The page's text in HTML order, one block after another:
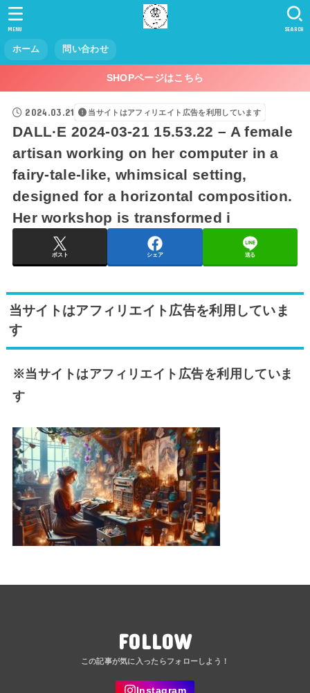
ホーム 問い合わせ
SEARCH
MENU
SHOPページはこちら
2024.03.21 当サイトはアフィリエイト広告を利用しています
DALL·E 2024-03-21 15.53.22 – A female
artisan working on her computer in a
fairy-tale-like, whimsical setting,
designed for a horizontal composition.
Her workshop is transformed i
ポスト シェア 送る
当サイトはアフィリエイト広告を利用していま
す
※当サイトはアフィリエイト広告を利用していま
す
FOLLOW